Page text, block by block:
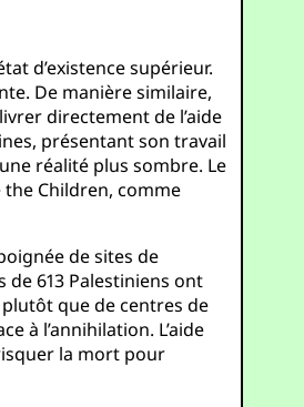
d’existence supérieur.
De manière similaire,
directement de l’aide
présentant son travail
réalité plus sombre. Le
the Children, comme
de sites de
613 Palestiniens ont
plutôt que de centres de
à l’annihilation. L’aide
la mort pour